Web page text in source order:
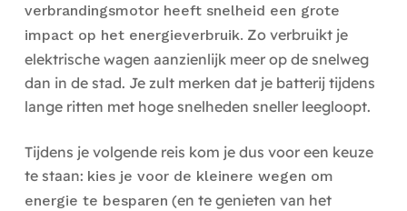
verbrandingsmotor heeft snelheid een grote
impact op het energieverbruik. Zo verbruikt je
elektrische wagen aanzienlijk meer op de snelweg
dan in de stad. Je zult merken dat je batterij tijdens
lange ritten met hoge snelheden sneller leegloopt.
Tijdens je volgende reis kom je dus voor een keuze
te staan: kies je voor de kleinere wegen om
energie te besparen (en te genieten van het